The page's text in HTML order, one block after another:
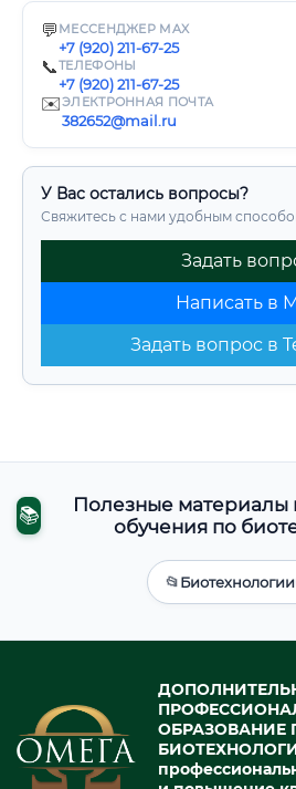
💬 МЕССЕНДЖЕР MAX
+7 (920) 211-67-25
📞ТЕЛЕФОНЫ
+7 (920) 211-67-25
✉️ЭЛЕКТРОННАЯ ПОЧТА
382652@mail.ru
У Вас остались вопросы?
Свяжитесь с нами удобным
Задать
Написать в
Задать вопрос в
📚
Полезные материалы
обучения по
📂Биотехнологии
ОБРАЗОВАНИЕ